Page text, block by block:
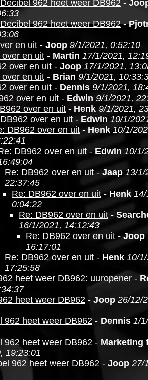
962 heet weer DB962 -
962 heet weer DB962-
en uit - Joop 9/1/2021, 0:52:10
en uit - Martin 17/1/2021,
over en uit - Joop 17/1/2021,
en uit - Brian 9/1/2021,
over en uit - Dennis 9/1/2021,
over en uit - Edwin 9/1/2021,
over en uit - Henk 9/1/2021,
over en uit - Edwin 10/1/
DB962 over en uit - Henk 10/1/
DB962 over en uit -Edwin 10/1/
Re: DB962 over en uit- Jaap 13/1/
22:37:45
Re: DB962 over en uit - Henk
0:04:22
Re: DB962 over en uit -
16/1/2021, 14:12:43
Re: DB962 over en uit - Joop
16:17:01
Re: DB962 over en uit - Henk 10/
17:25:58
heet weer DB962: uuropener -
heet weer DB962 - Joop 26/12/
962 heet weer DB962 - Dennis 1/
962 heet weer DB962 - Marketing
19:23:01
962 heet weer DB962 - Joop 27/